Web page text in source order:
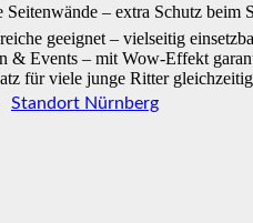
Standort Nürnberg
Seitenwände – extra Schutz beim
geeignet – vielseitig
& Events – mit Wow-Effekt
für viele junge Ritter gleichzeitig